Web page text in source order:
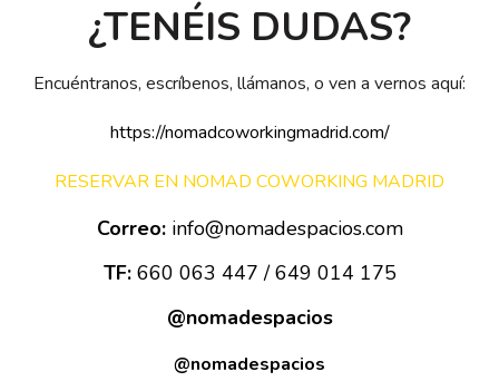
¿TENÉIS DUDAS?
Encuéntranos, escríbenos, llámanos, o ven a vernos aquí:
https://nomadcoworkingmadrid.com/
RESERVAR EN NOMAD COWORKING MADRID
Correo: info@nomadespacios.com
TF:660 063 447 / 649 014 175
@nomadespacios
@nomadespacios